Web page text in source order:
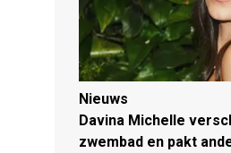
Nieuws
Davina Michelle
zwembad en pakt